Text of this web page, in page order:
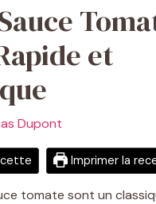
et
Dupont
Imprimer la
tomate sont un